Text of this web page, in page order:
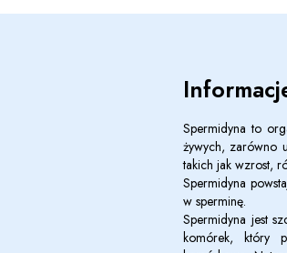
Spermidyna to
żywych, zarówno
takich jak wzrost,
Spermidyna
w sperminę.
Spermidyna jest
komórek, który